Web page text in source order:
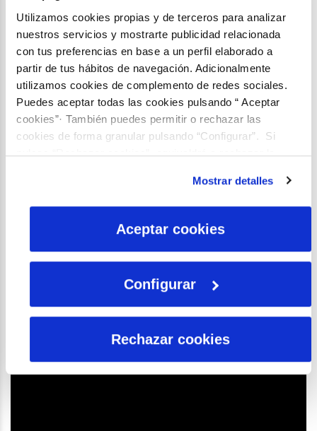
Utilizamos cookies propias y de terceros para analizar
nuestros servicios y mostrarte publicidad relacionada
con tus preferencias en base a un perfil elaborado a
partir de tus hábitos de navegación. Adicionalmente
utilizamos cookies de complemento de redes sociales.
Puedes aceptar todas las cookies pulsando “ Aceptar
cookies”· También puedes permitir o rechazar las
cookies de forma granular pulsando “Configurar”. Si
pulsas “Rechazar cookies”, equivaldrá a rechazar la
son indispensables para que el sitio web funcione y que
por tanto no se pueden desactivar. Puedes consultar
Política de Cookies
Mostrar detalles
Aceptar cookies
Configurar
Rechazar cookies
Mientras queWilmar de la Rosa, con «La hora
ha llegado» se convierte en el tercer finalista
de ¡Tú la llevas! 2021.